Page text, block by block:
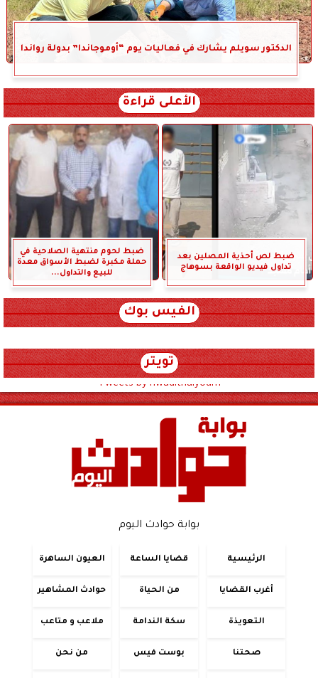
الدكتور سويلم يشارك في فعاليات يوم “أوموجاندا” بدولة رواندا
الأعلى قراءة
ضبط لص أحذية المصلين بعد
تداول فيديو الواقعة بسوهاج
ضبط لحوم منتهية الصلاحية في
حملة مكبرة لضبط الأسواق معدة
للبيع والتداول...
الفيس بوك
تويتر
Tweets by hwadithalyoum
بوابة حوادث اليوم
الرئيسية قضايا الساعة العيون الساهرة
أغرب القضايا من الحياة حوادث المشاهير
التعويذة سكة الندامة ملاعب و متاعب
صحتنا بوست فيس من نحن